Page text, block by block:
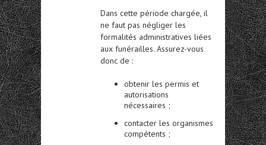
Dans cette période chargée, il
ne faut pas négliger les
formalités administratives liées
aux funérailles. Assurez-vous
donc de :
obtenir les permis et
autorisations
nécessaires ;
contacter les organismes
compétents ;